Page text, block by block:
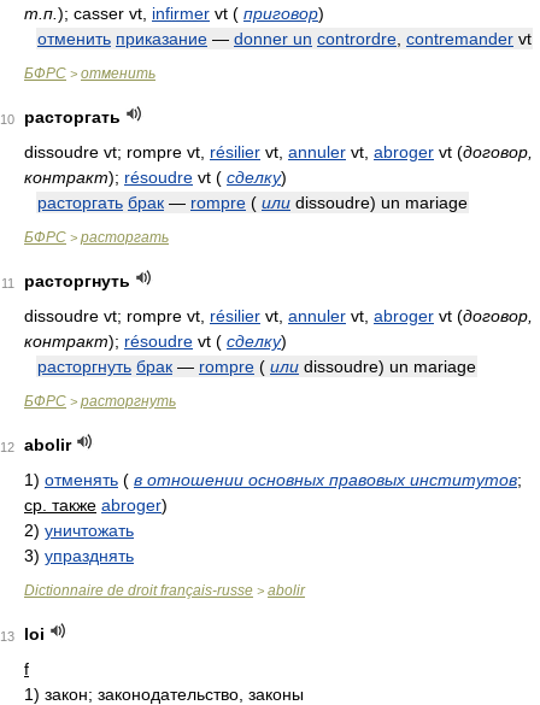
т.п. ); casser vt, infirmer vt ( приговор)
отменить приказание — donner un contrordre contremander vt
БФРС > отменить
10
расторгать
dissoudre vt; rompre vt, résilier vt, annuler vt, abroger vt (договор,
контракт); résoudre vt ( сделку)
расторгать брак — rompre ( или dissoudre) un mariage
БФРС > расторгать
11
расторгнуть
dissoudre vt; rompre vt, résilier vt, annuler vt, abroger vt (договор,
контракт); résoudre vt ( сделку)
расторгнуть брак — rompre ( или dissoudre) un mariage
БФРС > расторгнуть
12
abolir
1) отменять ( в отношении основных правовых институтов;
ср. также abroger)
2) уничтожать
3) упразднять
Dictionnaire de droit français-russe > abolir
13
loi
f
1) закон; законодательство, законы